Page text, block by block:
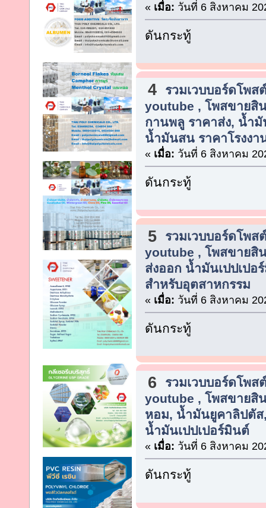
« เมื่อ: วันที่ 6 สิงหาคม
ดันกระทู้
4
รวมเวบบอร์ดโพส
youtube , โพสขายสิ
กานพลู ราคาส่ง, น้ำ
น้ำมันสน ราคาโรงงา
« เมื่อ: วันที่ 6 สิงหาคม
ดันกระทู้
5
รวมเวบบอร์ดโพส
youtube , โพสขายสิ
ส่งออก น้ำมันเปปเป
สำหรับอุตสาหกรรม
« เมื่อ: วันที่ 6 สิงหาคม
ดันกระทู้
6
รวมเวบบอร์ดโพส
youtube , โพสขายสิ
หอม, น้ำมันยูคาลิปตั
น้ำมันเปปเปอร์มินต์
« เมื่อ: วันที่ 6 สิงหาคม
ดันกระทู้